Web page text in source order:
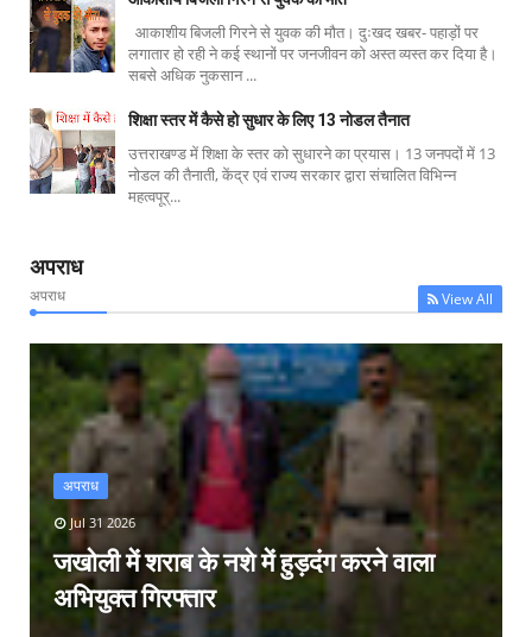
आकाशीय बिजली गिरने से युवक की मौत। दुःखद खबर- पहाड़ों पर
लगातार हो रही ने कई स्थानों पर जनजीवन को अस्त व्यस्त कर दिया है।
सबसे अधिक नुकसान ...
शिक्षा स्तर में कैसे हो सुधार के लिए 13 नोडल तैनात
उत्तराखण्ड में शिक्षा के स्तर को सुधारने का प्रयास। 13 जनपदों में 13
नोडल की तैनाती, केंद्र एवं राज्य सरकार द्वारा संचालित विभिन्न
महत्वपूर्...
अपराध
अपराध View All
अपराध
Jul 31 2026
जखोली में शराब के नशे में हुड़दंग करने वाला
अभियुक्त गिरफ्तार